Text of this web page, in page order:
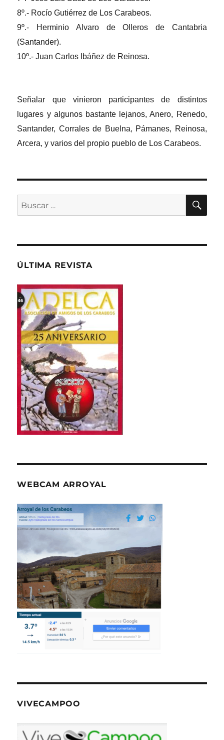
8º.- Rocío Gutiérrez de Los Carabeos.
9º.- Herminio Alvaro de Olleros de Cantabria
(Santander).
10º.- Juan Carlos Ibáñez de Reinosa.
Señalar que vinieron participantes de distintos
lugares y algunos bastante lejanos, Anero, Renedo,
Santander, Corrales de Buelna, Pámanes, Reinosa,
Arcera, y varios del propio pueblo de Los Carabeos.
Buscar
por:
ÚLTIMA REVISTA
WEBCAM ARROYAL
VIVECAMPOO